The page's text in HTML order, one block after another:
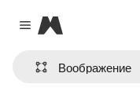
Close menu
Magnific